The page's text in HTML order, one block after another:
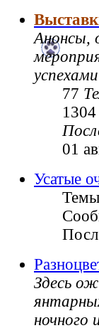
Анонсы,
77
1304
01
Усатые
Темы
Здесь
ночного